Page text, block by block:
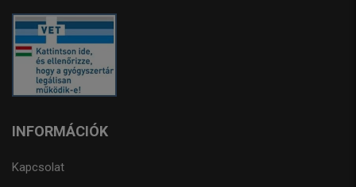
INFORMÁCIÓK
Kapcsolat